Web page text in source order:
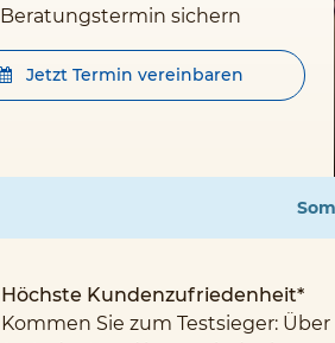
Beratungstermin sichern
Jetzt Termin vereinbaren
Höchste Kundenzufriedenheit*
Kommen Sie zum Testsieger: Über